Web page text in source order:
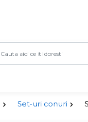
Set-uri conuri